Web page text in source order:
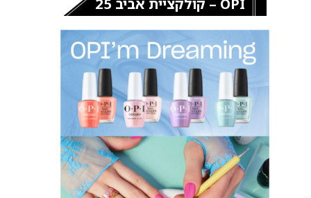
OPI – קולקציית אביב 25